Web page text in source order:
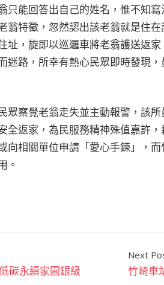
只能回答出自己的姓名，惟不知
翁特徵，忽然認出該老翁就是住
，旋即以巡邏車將老翁護送返
迷路，所幸有熱心民眾即時發現
眾察覺老翁走失並主動報警，該
全返家，為民服務精神殊值嘉許
向相關單位申請「愛心手鍊」，
。
碳永續家園銀級
Next
竹崎車